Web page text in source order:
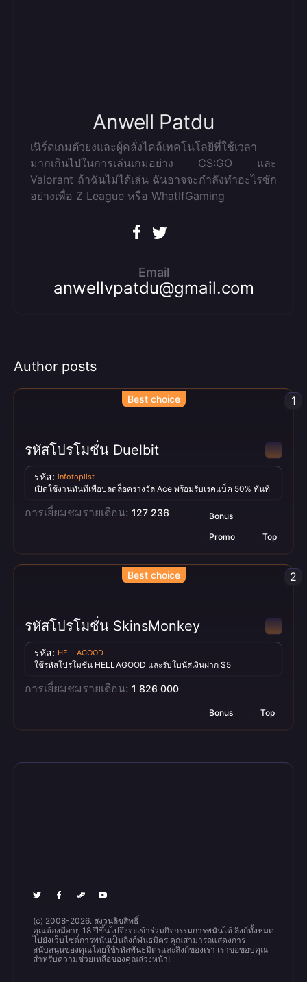
Anwell Patdu
เนิร์ดเกมตัวยงและผู้คลั่งไคล้เทคโนโลยีที่ใช้เวลา
มากเกินไปในการเล่นเกมอย่าง CS:GO และ
Valorant ถ้าฉันไม่ได้เล่น ฉันอาจจะกำลังทำอะไรซัก
อย่างเพื่อ Z League หรือ WhatIfGaming
Email
anwellvpatdu@gmail.com
Author posts
Best choice 1
รหัสโปรโมชั่น Duelbit
รหัส: infotoplist
เปิดใช้งานทันทีเพื่อปลดล็อครางวัล Ace พร้อมรับเรคแบ็ค 50% ทันที
การเยี่ยมชมรายเดือน: 127 236
Bonus
Promo
Top
Best choice 2
รหัสโปรโมชั่น SkinsMonkey
รหัส: HELLAGOOD
ใช้รหัสโปรโมชั่น HELLAGOOD และรับโบนัสเงินฝาก $5
การเยี่ยมชมรายเดือน: 1 826 000
Bonus Top
(c) 2008-2026. สงวนลิขสิทธิ์
คุณต้องมีอายุ 18 ปีขึ้นไปจึงจะเข้าร่วมกิจกรรมการพนันได้ ลิงก์ทั้งหมด
ไปยังเว็บไซต์การพนันเป็นลิงก์พันธมิตร คุณสามารถแสดงการ
สนับสนุนของคุณโดยใช้รหัสพันธมิตรและลิงก์ของเรา เราขอขอบคุณ
สำหรับความช่วยเหลือของคุณล่วงหน้า!